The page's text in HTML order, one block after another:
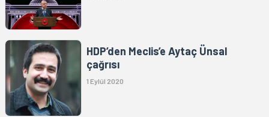
HDP’den Meclis’e Aytaç Ünsal
çağrısı
1 Eylül 2020